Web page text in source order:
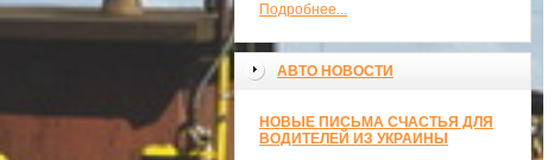
Подробнее...
АВТО НОВОСТИ
НОВЫЕ ПИСЬМА СЧАСТЬЯ ДЛЯ
ВОДИТЕЛЕЙ ИЗ УКРАИНЫ